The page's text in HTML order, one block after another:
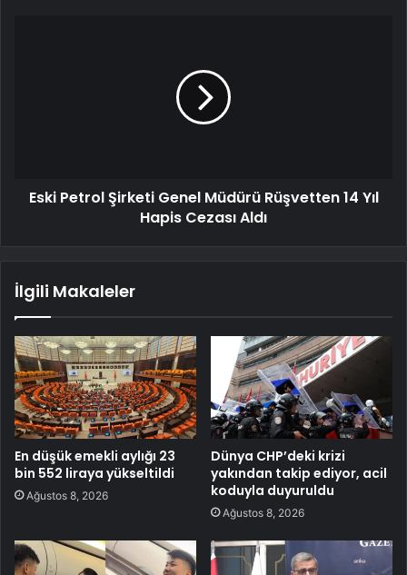
Eski Petrol Şirketi Genel Müdürü Rüşvetten 14 Yıl
Hapis Cezası Aldı
İlgili Makaleler
En düşük emekli aylığı 23
bin 552 liraya yükseltildi
Ağustos 8, 2026
Dünya CHP’deki krizi
yakından takip ediyor, acil
koduyla duyuruldu
Ağustos 8, 2026